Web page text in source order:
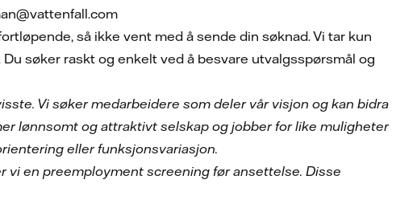
så ikke vent med å sende din søknad. Vi tar kun
søker raskt og enkelt ved å besvare utvalgsspørsmål og
Vi søker medarbeidere som deler vår visjon og kan bidra
lønnsomt og attraktivt selskap og jobber for like muligheter
eller funksjonsvariasjon.
vi en preemployment screening før ansettelse. Disse